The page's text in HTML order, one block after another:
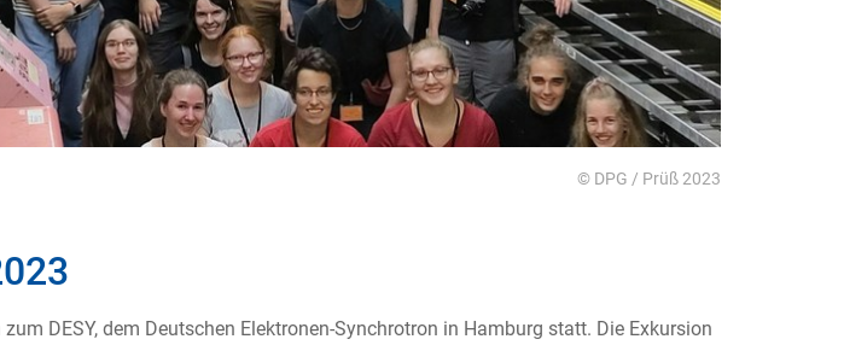
© DPG / Prüß 2023
DESY, dem Deutschen Elektronen-Synchrotron in Hamburg statt. Die Exkursion